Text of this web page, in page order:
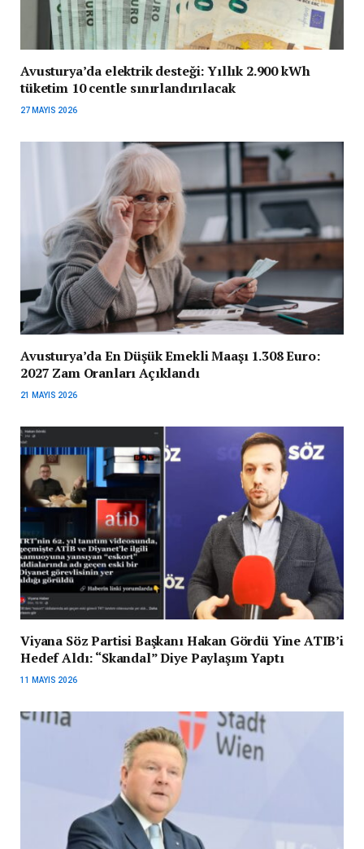
Avusturya’da elektrik desteği: Yıllık 2.900 kWh
tüketim 10 centle sınırlandırılacak
27 MAYIS 2026
Avusturya’da En Düşük Emekli Maaşı 1.308 Euro:
2027 Zam Oranları Açıklandı
21 MAYIS 2026
Viyana Söz Partisi Başkanı Hakan Gördü Yine ATIB’i
Hedef Aldı: “Skandal” Diye Paylaşım Yaptı
11 MAYIS 2026